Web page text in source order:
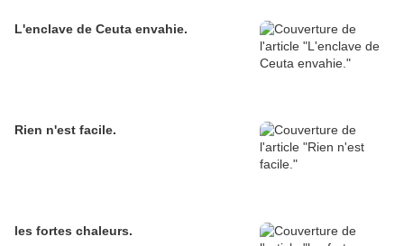
L'enclave de Ceuta envahie.
Rien n'est facile.
les fortes chaleurs.